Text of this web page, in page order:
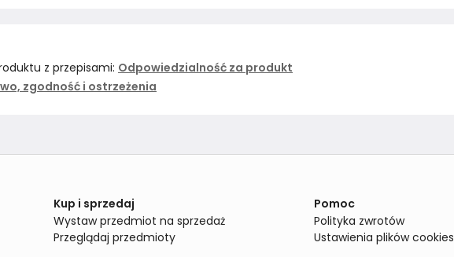
z przepisami: Odpowiedzialność za produkt
zgodność i ostrzeżenia
Kup i sprzedaj
Wystaw przedmiot na sprzedaż
Przeglądaj przedmioty
Pomoc
Polityka zwrotów
Ustawienia plików cookies